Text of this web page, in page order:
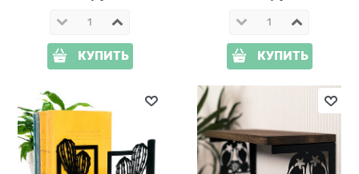
КУПИТЬ КУПИТЬ